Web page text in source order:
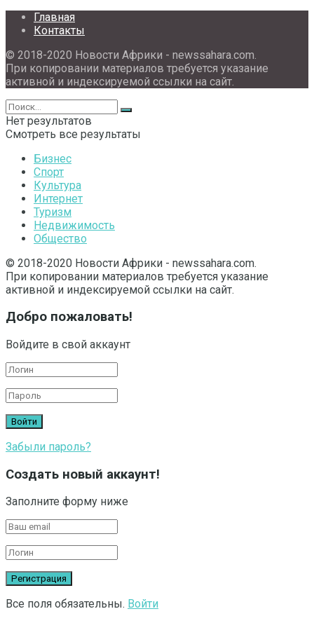
Главная
Контакты
© 2018-2020 Новости Африки - newssahara.com.
При копировании материалов требуется указание
активной и индексируемой ссылки на сайт.
Нет результатов
Смотреть все результаты
Бизнес
Спорт
Культура
Интернет
Туризм
Недвижимость
Общество
© 2018-2020 Новости Африки - newssahara.com.
При копировании материалов требуется указание
активной и индексируемой ссылки на сайт.
Добро пожаловать!
Войдите в свой аккаунт
Забыли пароль?
Создать новый аккаунт!
Заполните форму ниже
Все поля обязательны. Войти